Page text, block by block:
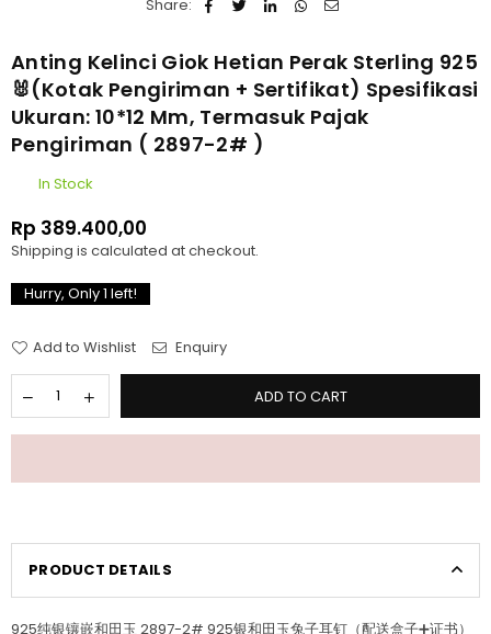
Share:
Anting Kelinci Giok Hetian Perak Sterling 925
🐰(kotak Pengiriman + Sertifikat) Spesifikasi
Ukuran: 10*12 Mm, Termasuk Pajak
Pengiriman ( 2897-2# )
In Stock
Regular
price
Rp 389.400,00
Shipping is calculated at checkout.
Hurry, Only1 left!
Add to Wishlist Enquiry
ADD TO CART
PRODUCT DETAILS
925纯银镶嵌和田玉 2897-2# 925银和田玉兔子耳钉（配送盒子➕证书）